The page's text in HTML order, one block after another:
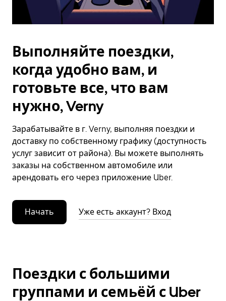
Выполняйте поездки,
когда удобно вам, и
готовьте все, что вам
нужно, Verny
Зарабатывайте в г. Verny, выполняя поездки и
доставку по собственному графику (доступность
услуг зависит от района). Вы можете выполнять
заказы на собственном автомобиле или
арендовать его через приложение Uber.
Начать Уже есть аккаунт? Вход
Поездки с большими
группами и семьёй с Uber